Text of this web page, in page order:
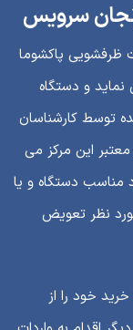
سرویس
ظرفشویی پاکشوما
و دستگاه
توسط کارشناسان
گارانتی معتبر این مرکز می
مناسب دستگاه و یا
نظر تعویض
خود را از